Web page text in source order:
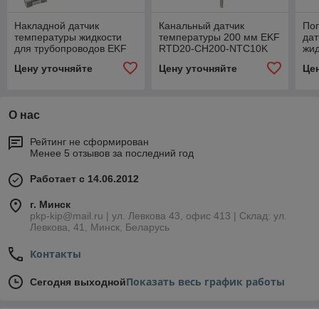
Накладной датчик
температуры жидкости
для трубопроводов EKF
Цену уточняйте
Канальный датчик
температуры 200 мм EKF
RTD20-CH200-NTC10K
Цену уточняйте
О нас
Рейтинг не сформирован
Менее 5 отзывов за последний год
Работает с 14.06.2012
г. Минск
pkp-kip@mail.ru | ул. Левкова 43, офис 413 | Склад: ул.
Левкова, 41, Минск, Беларусь
Контакты
Сегодня выходнойПоказать весь график работы